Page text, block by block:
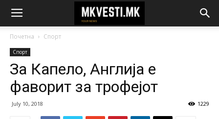
Почетна Спорт
Спорт
За Капело, Англија е
фаворит за трофејот
July 10, 2018 1229